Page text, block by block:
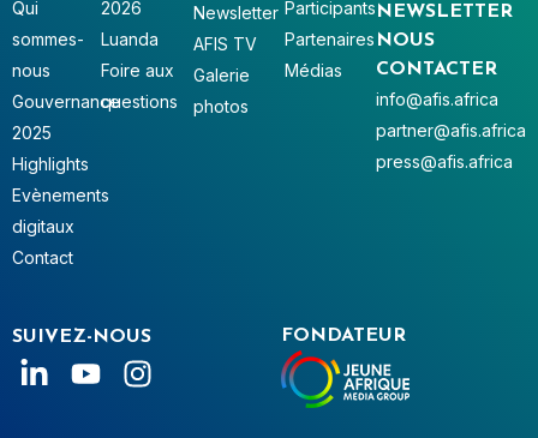
NEWSLETTER
NOUS
CONTACTER
info@afis.africa
partner@afis.africa
press@afis.africa
Qui
sommes-
nous
Gouvernance
2025
Highlights
Evènements
digitaux
Contact
2026
Luanda
Foire aux
questions
Newsletter
AFIS TV
Galerie
photos
Participants
Partenaires
Médias
SUIVEZ-NOUS FONDATEUR